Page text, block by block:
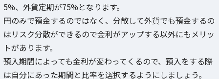
5%、外貨定期が75%となります。
円のみで預金するのではなく、分散して外貨でも預金するの
はリスク分散ができるので金利がアップする以外にもメリッ
トがあります。
預入期間によっても金利が変わってくるので、預入をする際
は自分にあった期間と比率を選択するようにしましょう。